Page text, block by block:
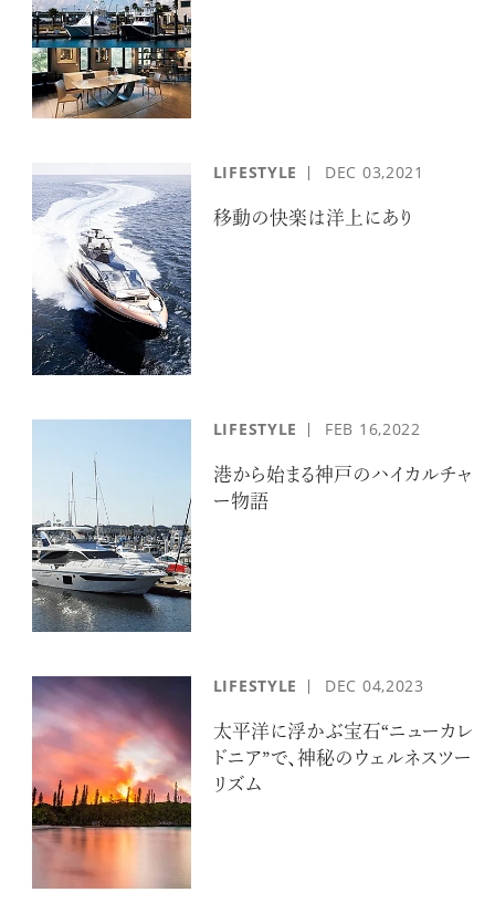
LIFESTYLE DEC 03,2021
移動の快楽は洋上にあり
LIFESTYLE FEB 16,2022
港から始まる神戸のハイカルチャ
ー物語
LIFESTYLE DEC 04,2023
太平洋に浮かぶ宝石“ニューカレ
ドニア”で、神秘のウェルネスツー
リズム